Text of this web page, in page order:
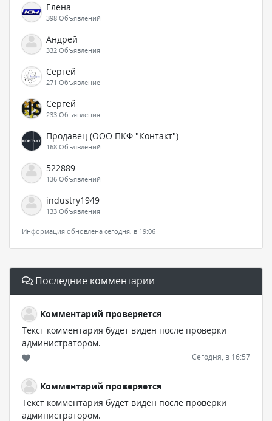
Елена
398 Объявлений
Андрей
332 Объявления
Сергей
271 Объявление
Сергей
233 Объявления
Продавец (ООО ПКФ "Контакт")
168 Объявлений
522889
136 Объявлений
industry1949
133 Объявления
Информация обновлена сегодня, в 19:06
Последние комментарии
Комментарий проверяется
Текст комментария будет виден после проверки
администратором.
Сегодня, в 16:57
Комментарий проверяется
Текст комментария будет виден после проверки
администратором.